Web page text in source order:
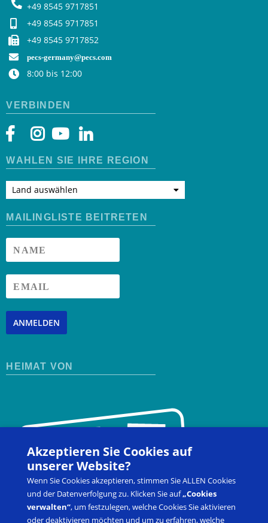
+49 8545 9717851
+49 8545 9717851
+49 8545 9717852
pecs-germany@pecs.com
8:00 bis 12:00
VERBINDEN
WÄHLEN SIE IHRE REGION
Land auswählen
MAILINGLISTE BEITRETEN
ANMELDEN
HEIMAT VON
Akzeptieren Sie Cookies auf
unserer Website?
Wenn Sie Cookies akzeptieren, stimmen Sie ALLEN Cookies
und der Datenverfolgung zu. Klicken Sie auf„Cookies
verwalten“, um festzulegen, welche Cookies Sie aktivieren
oder deaktivieren möchten und um zu erfahren, welche